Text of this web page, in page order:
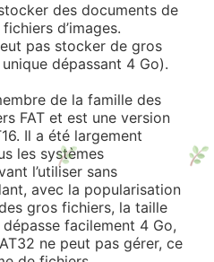
des documents de
d’images.
pas stocker de gros
dépassant 4 Go).
de la famille des
FAT et est une version
Il a été largement
les systèmes
l’utiliser sans
avec la popularisation
gros fichiers, la taille
dépasse facilement 4 Go,
ne peut pas gérer, ce